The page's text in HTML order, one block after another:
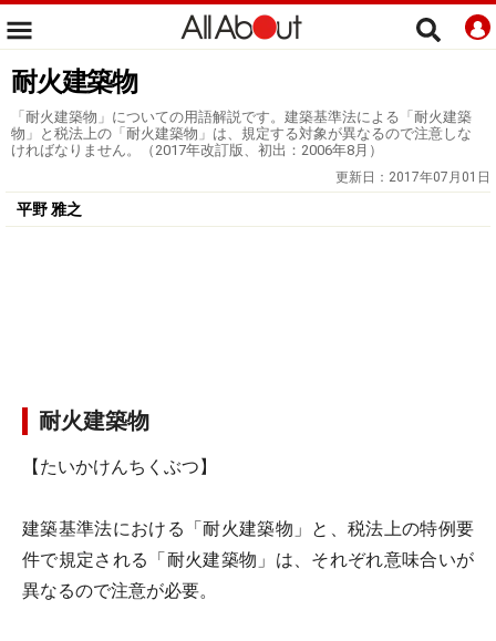
耐火建築物
「耐火建築物」についての用語解説です。建築基準法による「耐火建築
物」と税法上の「耐火建築物」は、規定する対象が異なるので注意しな
ければなりません。（2017年改訂版、初出：2006年8月）
更新日： 2017年07月01日
平野 雅之
耐火建築物
【たいかけんちくぶつ】
建築基準法における「耐火建築物」と、税法上の特例要
件で規定される「耐火建築物」は、それぞれ意味合いが
異なるので注意が必要。